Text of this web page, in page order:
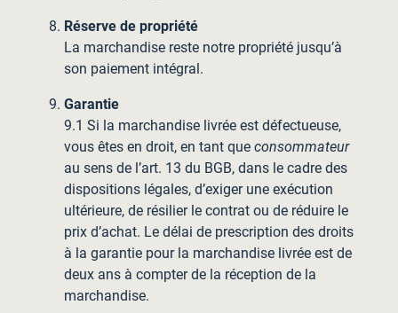
Réserve de propriété
La marchandise reste notre propriété jusqu’à
son paiement intégral.
Garantie
9.1 Si la marchandise livrée est défectueuse,
vous êtes en droit, en tant que consommateur
au sens de l’art. 13 du BGB, dans le cadre des
dispositions légales, d’exiger une exécution
ultérieure, de résilier le contrat ou de réduire le
prix d’achat. Le délai de prescription des droits
à la garantie pour la marchandise livrée est de
deux ans à compter de la réception de la
marchandise.